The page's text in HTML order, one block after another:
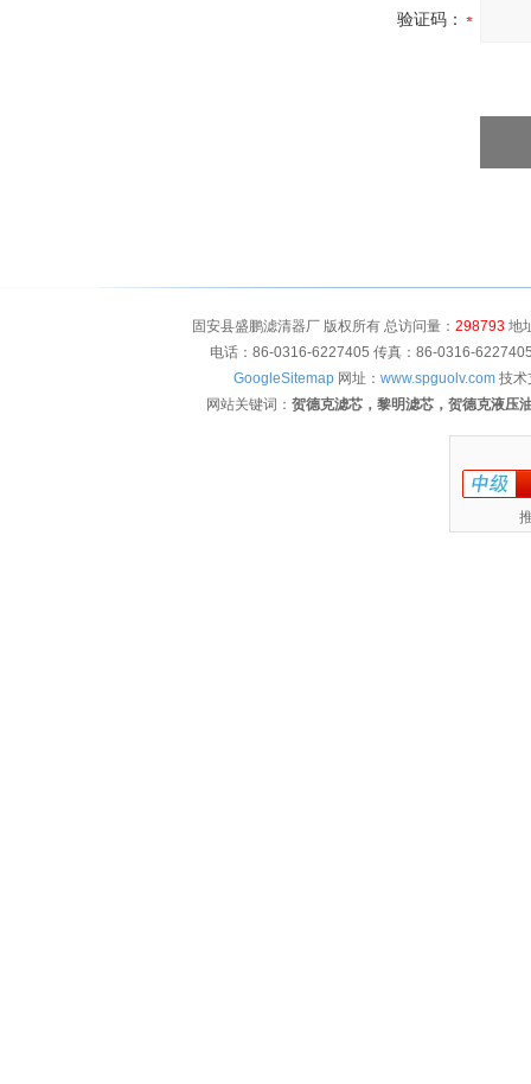
验证码：
固安县盛鹏滤清器厂 版权所有 总访问量： 298793地
电话：86-0316-6227405 传真：86-0316-
GoogleSitemap 网址： www.spguolv.com 技术
网站关键词： 贺德克滤芯，黎明滤芯，贺德克液压